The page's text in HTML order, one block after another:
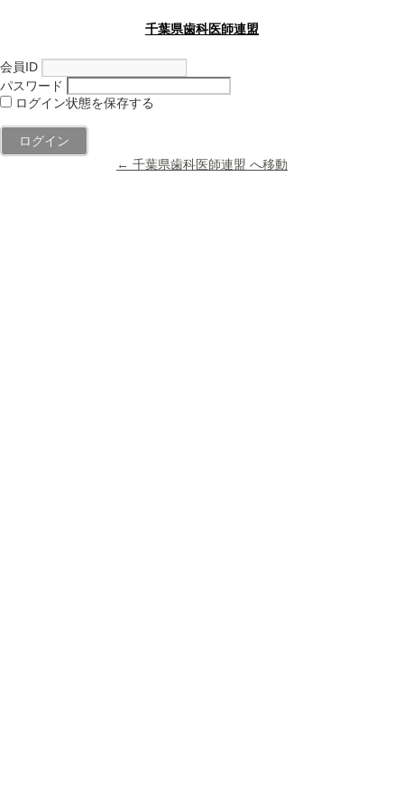
千葉県歯科医師連盟
会員ID
パスワード
ログイン状態を保存する
← 千葉県歯科医師連盟 へ移動